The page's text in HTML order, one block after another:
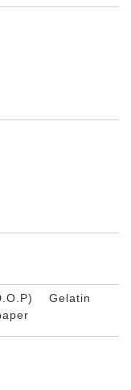
Gelatin